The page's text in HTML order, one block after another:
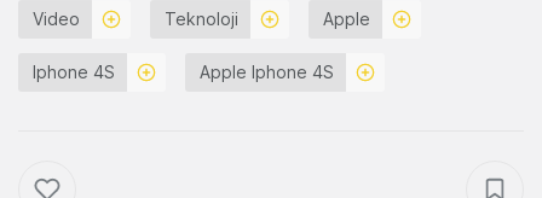
Video Teknoloji Apple
Iphone 4S Apple Iphone 4S